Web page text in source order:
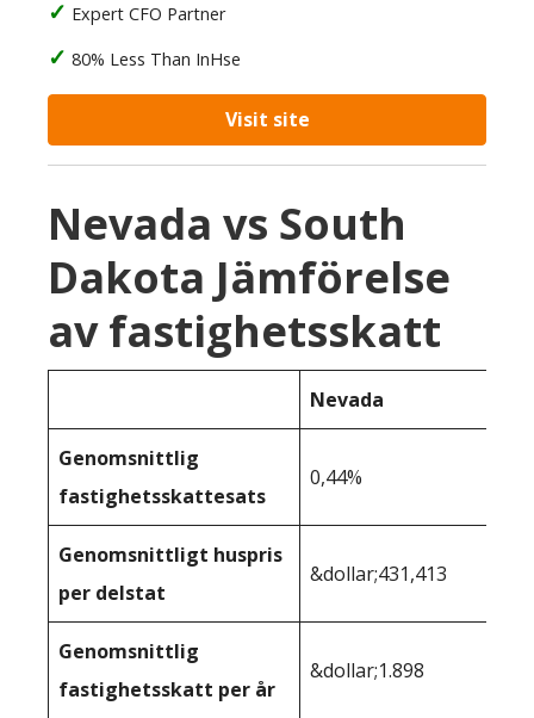
Expert CFO Partner
80% Less Than InHse
Visit site
Nevada vs South
Dakota Jämförelse
av fastighetsskatt
Nevada
Genomsnittlig
fastighetsskattesats
0,44%
Genomsnittligt huspris
per delstat
&dollar;431,413
Genomsnittlig
fastighetsskatt per år
&dollar;1.898